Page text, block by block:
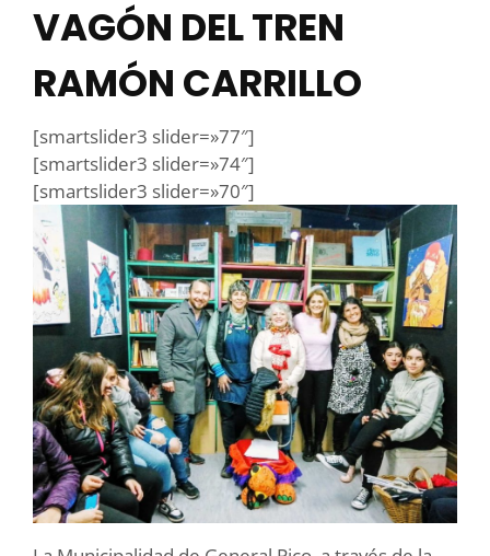
VAGÓN DEL TREN
RAMÓN CARRILLO
[smartslider3 slider=»77″]
[smartslider3 slider=»74″]
[smartslider3 slider=»70″]